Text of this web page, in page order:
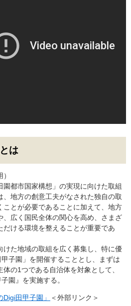
は
都市国家構想」の実現に向けた取組
地方の創意工夫がなされた独自の取
ことが必要であることに加えて、地方
、広く国民全体の関心を高め、さまざ
だける環境を整えることが重要であ
けた地域の取組を広く募集し、特に優
子園」を開催することとし、まずは
の1つである自治体を対象として、
園』を実施する。
Digi田甲子園」 ＜外部リンク＞